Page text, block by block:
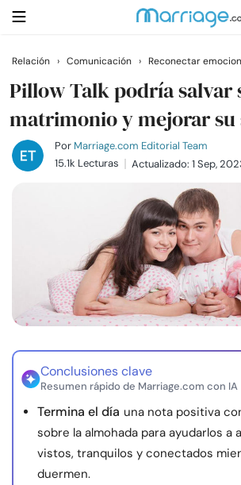
Buscar
Casarse
Ayuda
Cursos
Recursos
Comunidad
Encuentra un terapeuta
Relación › Comunicación › Reconectar
Pillow Talk podría salvar
matrimonio y mejorar su
Por Marriage.com Editorial Team
15.1k Lecturas
Actualizado: 1 Sep,
Conclusiones clave
Resumen rápido de Marriage.com con IA
Termina el día una nota positiva
sobre la almohada para ayudarlos a
vistos, tranquilos y conectados
duermen.